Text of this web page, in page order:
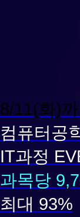
8/11(화)까
컴퓨터공
IT과정
과목당
최대 93%